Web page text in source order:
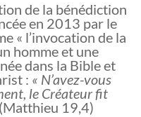
de la bénédiction
en 2013 par le
« l’invocation de la
homme et une
dans la Bible et
: « N’avez-vous
le Créateur fit
19,4)